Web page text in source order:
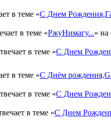
в теме «С Днем
в теме «РжуНимагу...» на
в теме «С Днем
в теме «С Днём
в теме «С Днем
в теме «С Днем